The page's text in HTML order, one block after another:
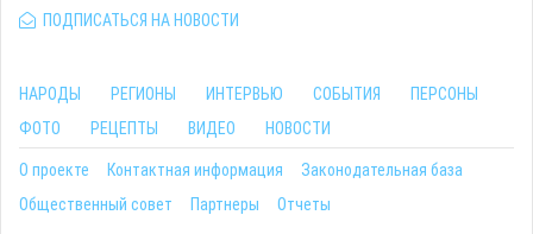
ПОДПИСАТЬСЯ НА НОВОСТИ
НАРОДЫ РЕГИОНЫ ИНТЕРВЬЮ СОБЫТИЯ
ПЕРСОНЫ
ФОТО
РЕЦЕПТЫ ВИДЕО НОВОСТИ
О проекте Контактная информация
Законодательная база
Общественный совет
Партнеры Отчеты